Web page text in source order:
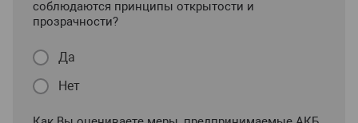
соблюдаются принципы открытости и
прозрачности?
Да
Нет